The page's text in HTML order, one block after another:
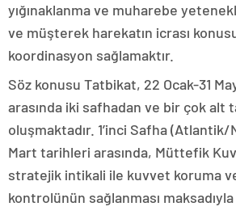
yığınaklanma ve muharebe
ve müşterek harekatın icrası
koordinasyon sağlamaktır.
Söz konusu Tatbikat, 22 Ocak-31
arasında iki safhadan ve bir çok alt
oluşmaktadır. 1’inci Safha (Atlantik/
Mart tarihleri arasında, Müttefik
stratejik intikali ile kuvvet koruma
kontrolünün sağlanması maksadıyla